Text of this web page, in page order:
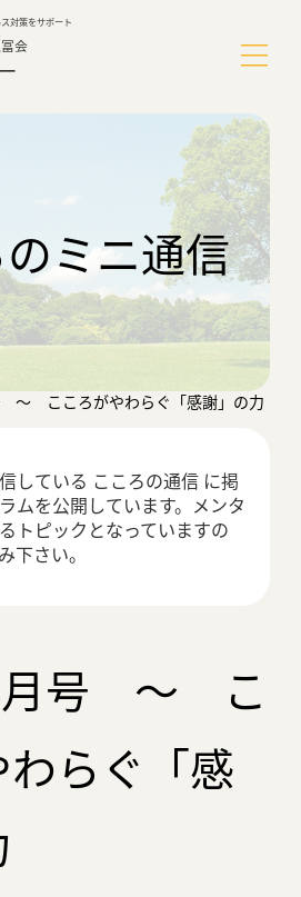
対策をサポート
会
ミニ通信
～ こころがやわらぐ「感謝」の力
している こころの通信 に掲
ムを公開しています。メンタ
トピックとなっていますの
下さい。
月号 ～ こ
らぐ「感